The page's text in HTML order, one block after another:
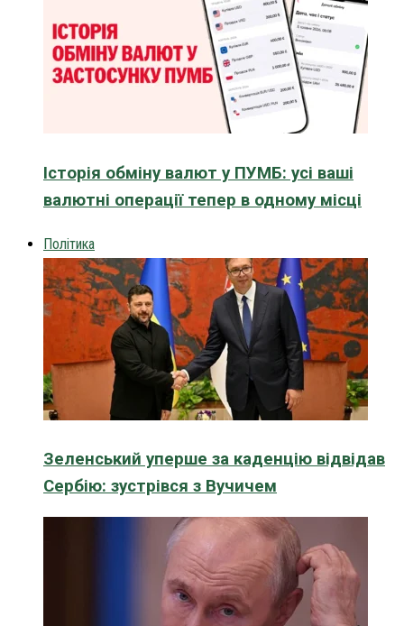
Історія обміну валют у ПУМБ: усі ваші
валютні операції тепер в одному місці
Політика
Зеленський уперше за каденцію відвідав
Сербію: зустрівся з Вучичем